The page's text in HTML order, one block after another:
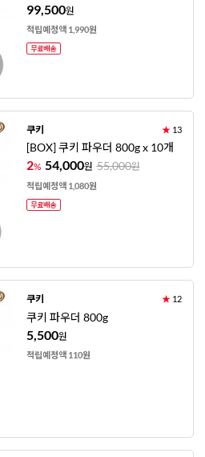
99,500원
적립예정액 1,990원
쿠키 ★ 13
[BOX] 쿠키 파우더 800g x 10개
2% 54,000원 55,000원
적립예정액 1,080원
쿠키 ★ 12
쿠키 파우더 800g
5,500원
적립예정액 110원